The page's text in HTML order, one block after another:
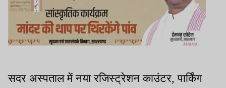
सदर अस्पताल में नया रजिस्ट्रेशन काउंटर, पार्किंग